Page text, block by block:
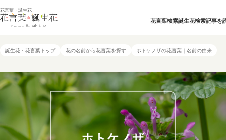
花言葉・誕生花
花言葉検索誕生花検索記事を
誕生花・花言葉トップ 花の名前から花言葉を探す ホトケノザの花言葉｜名前の由来